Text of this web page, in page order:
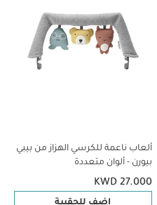
ألعاب ناعمة للكرسي الهزاز من بيبي
بيورن - ألوان متعددة
KWD 27.000
اضف للحقيبة